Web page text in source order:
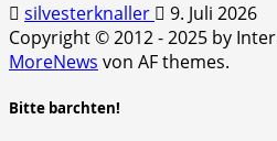
silvesterknaller
9. Juli 2026
Copyright © 2012 - 2025 by
MoreNews von AF themes.
Bitte barchten!